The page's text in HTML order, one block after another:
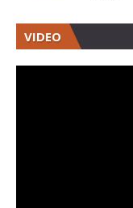
VIDEO